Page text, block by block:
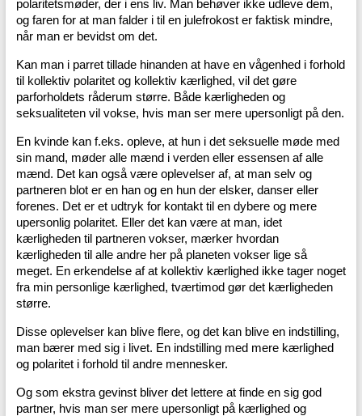
polaritetsmøder, der i ens liv. Man behøver ikke udleve dem,
og faren for at man falder i til en julefrokost er faktisk mindre,
når man er bevidst om det.
Kan man i parret tillade hinanden at have en vågenhed i forhold
til kollektiv polaritet og kollektiv kærlighed, vil det gøre
parforholdets råderum større. Både kærligheden og
seksualiteten vil vokse, hvis man ser mere upersonligt på den.
En kvinde kan f.eks. opleve, at hun i det seksuelle møde med
sin mand, møder alle mænd i verden eller essensen af alle
mænd. Det kan også være oplevelser af, at man selv og
partneren blot er en han og en hun der elsker, danser eller
forenes. Det er et udtryk for kontakt til en dybere og mere
upersonlig polaritet. Eller det kan være at man, idet
kærligheden til partneren vokser, mærker hvordan
kærligheden til alle andre her på planeten vokser lige så
meget. En erkendelse af at kollektiv kærlighed ikke tager noget
fra min personlige kærlighed, tværtimod gør det kærligheden
større.
Disse oplevelser kan blive flere, og det kan blive en indstilling,
man bærer med sig i livet. En indstilling med mere kærlighed
og polaritet i forhold til andre mennesker.
Og som ekstra gevinst bliver det lettere at finde en sig god
partner, hvis man ser mere upersonligt på kærlighed og